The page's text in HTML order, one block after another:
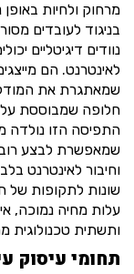
בניגוד לעובדים
נוודים דיגיטליים
לאינטרנט. הם
שמאתגרת את
חלופה שמבוססת על
התפיסה הזו נולדה
שמאפשרת לבצע רוב
וחיבור לאינטרנט
שונות לתקופות של
עלות מחיה נמוכה,
ותשתית טכנולוגית
תחומי עיסוק